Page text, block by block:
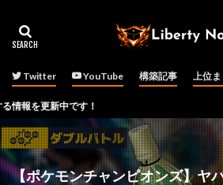
Twitter YouTube 構築記事 上位
です！
【ポケモンチャンピオンズ】ヤ